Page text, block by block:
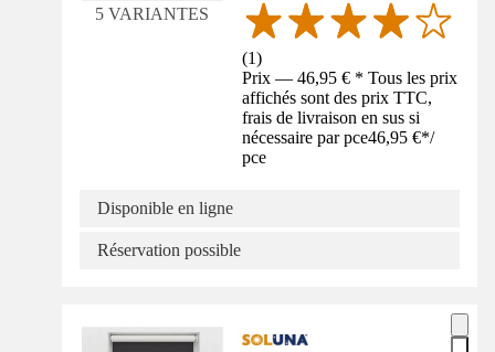
5 VARIANTES
(1)
Prix — 46,95 € * Tous les prix
affichés sont des prix TTC,
frais de livraison en sus si
nécessaire par pce46,95 €*/
pce
Disponible en ligne
Réservation possible